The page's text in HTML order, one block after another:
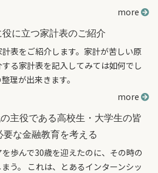
more
に立つ家計表のご紹介
表をご紹介します。家計が苦しい原
る家計表を記入してみては如何でし
理が出来きます。
more
主役である高校生・大学生の皆
要な金融教育を考える
歩んで30歳を迎えたのに、その時の
う。 これは、とあるインターンシッ